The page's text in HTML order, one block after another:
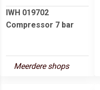
IWH 019702
Compressor 7 bar
Meerdere shops